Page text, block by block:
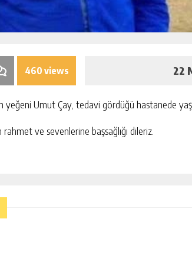
460 views 22
yeğeni Umut Çay, tedavi gördüğü hastanede
ve sevenlerine başsağlığı dileriz.
15 İLÇE KONGRESINI
DEĞIL,